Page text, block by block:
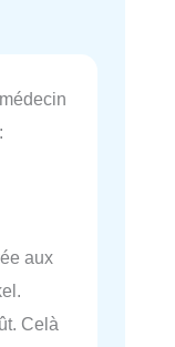
:
aux
Celà